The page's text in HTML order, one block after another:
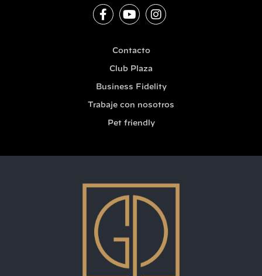
Contacto
Club Plaza
Business Fidelity
Trabaje con nosotros
Pet friendly